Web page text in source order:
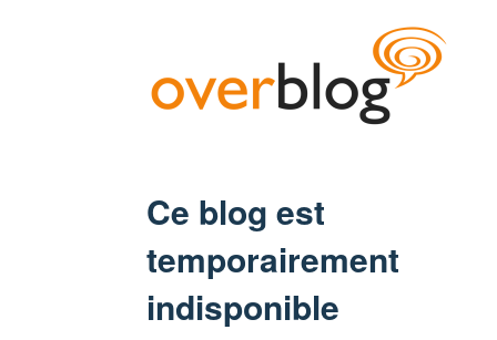
Ce blog est
temporairement
indisponible